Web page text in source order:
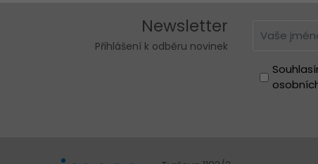
Newsletter
Přihlášení k odběru novinek